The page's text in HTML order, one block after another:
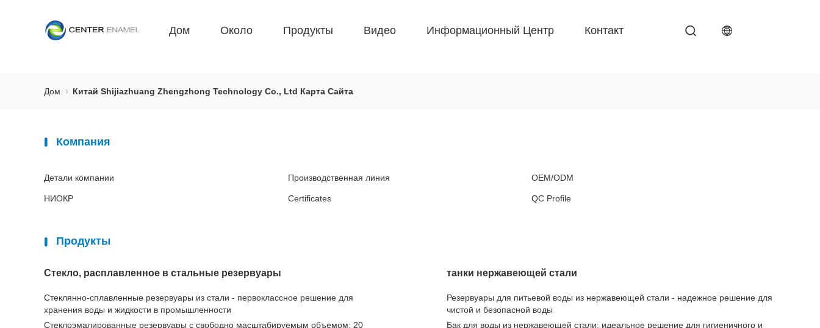
Дом Около Продукты Видео Информационный Центр Контакт
Дом Китай Shijiazhuang Zhengzhong Technology Co., Ltd Карта Сайта
Компания
Детали компании Производственная линия OEM/ODM
НИОКР Certificates QC Profile
Продукты
Стекло, расплавленное в стальные резервуары
Стеклянно-сплавленные резервуары из стали - первоклассное решение для
хранения воды и жидкости в промышленности
Стеклоэмалированные резервуары с свободно масштабируемым объемом: 20
танки нержавеющей стали
Резервуары для питьевой воды из нержавеющей стали - надежное решение для
чистой и безопасной воды
Бак для воды из нержавеющей стали: идеальное решение для гигиеничного и